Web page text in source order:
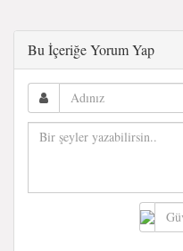
Bu İçeriğe Yorum Yap